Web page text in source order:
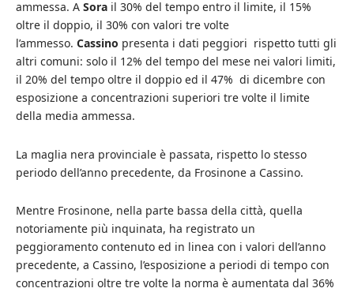
ammessa. A Sora il 30% del tempo entro il limite, il 15%
oltre il doppio, il 30% con valori tre volte
l’ammesso. Cassino presenta i dati peggiori rispetto tutti gli
altri comuni: solo il 12% del tempo del mese nei valori limiti,
il 20% del tempo oltre il doppio ed il 47% di dicembre con
esposizione a concentrazioni superiori tre volte il limite
della media ammessa.
La maglia nera provinciale è passata, rispetto lo stesso
periodo dell’anno precedente, da Frosinone a Cassino.
Mentre Frosinone, nella parte bassa della città, quella
notoriamente più inquinata, ha registrato un
peggioramento contenuto ed in linea con i valori dell’anno
precedente, a Cassino, l’esposizione a periodi di tempo con
concentrazioni oltre tre volte la norma è aumentata dal 36%